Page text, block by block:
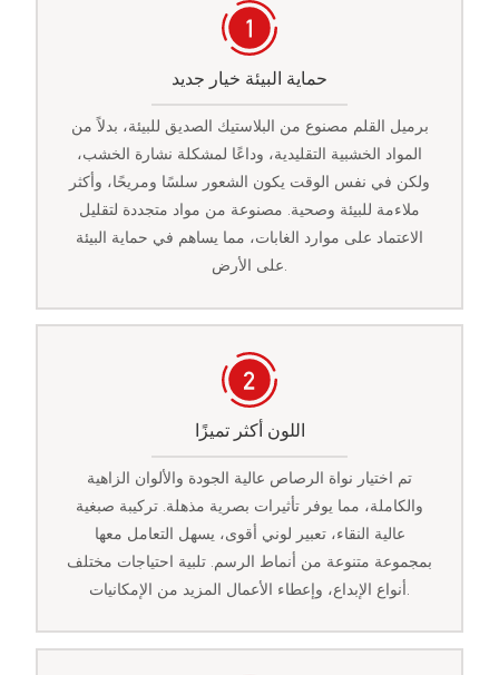
حماية البيئة خيار جديد
برميل القلم مصنوع من البلاستيك الصديق للبيئة، بدلاً من
المواد الخشبية التقليدية، وداعًا لمشكلة نشارة الخشب،
ولكن في نفس الوقت يكون الشعور سلسًا ومريحًا، وأكثر
ملاءمة للبيئة وصحية. مصنوعة من مواد متجددة لتقليل
الاعتماد على موارد الغابات، مما يساهم في حماية البيئة
على الأرض.
اللون أكثر تميزًا
تم اختيار نواة الرصاص عالية الجودة والألوان الزاهية
والكاملة، مما يوفر تأثيرات بصرية مذهلة. تركيبة صبغية
عالية النقاء، تعبير لوني أقوى، يسهل التعامل معها
بمجموعة متنوعة من أنماط الرسم. تلبية احتياجات مختلف
أنواع الإبداع، وإعطاء الأعمال المزيد من الإمكانيات.